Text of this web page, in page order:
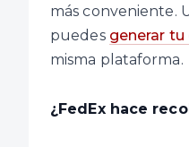
más conveniente.
puedes generar tu
misma plataforma.
¿FedEx hace